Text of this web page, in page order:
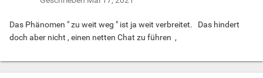
Das Phänomen " zu weit weg " ist ja weit verbreitet. Das hindert
doch aber nicht , einen netten Chat zu führen ,